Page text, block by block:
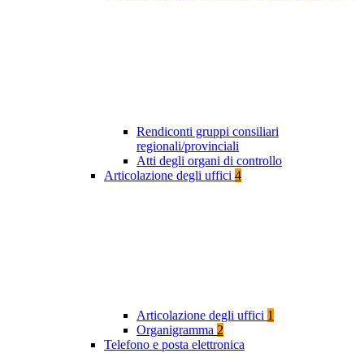
Rendiconti gruppi consiliari
regionali/provinciali
Atti degli organi di controllo
Articolazione degli uffici 4
Articolazione degli uffici 1
Organigramma 2
Telefono e posta elettronica